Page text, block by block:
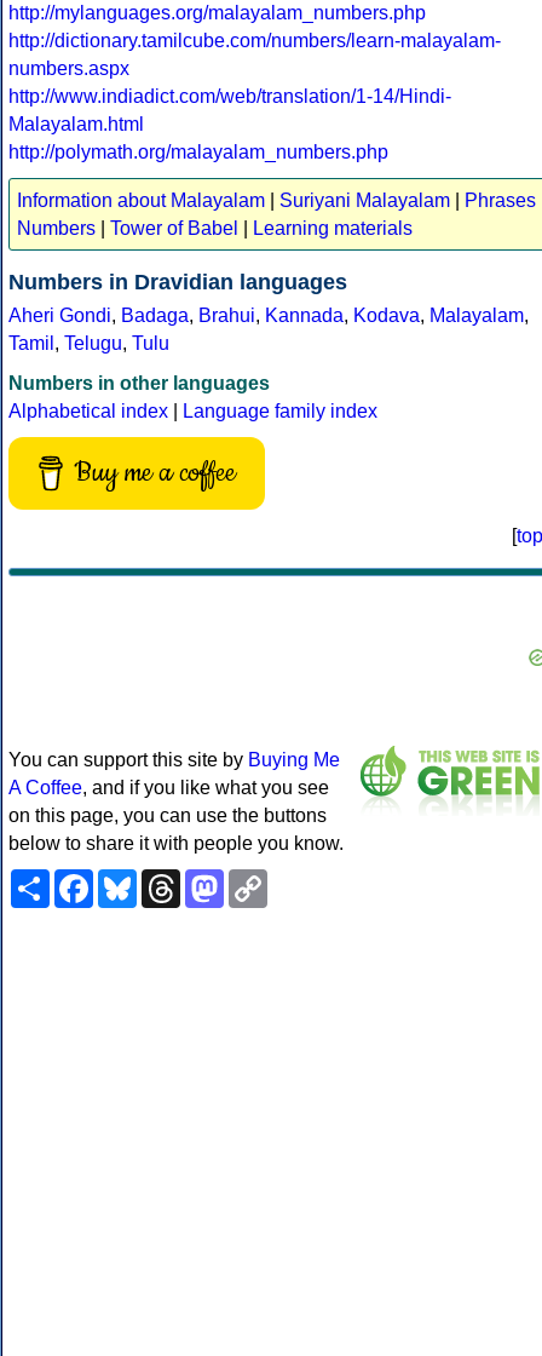
http://mylanguages.org/malayalam_numbers.php
http://dictionary.tamilcube.com/numbers/learn-malayalam-
numbers.aspx
http://www.indiadict.com/web/translation/1-14/Hindi-
Malayalam.html
http://polymath.org/malayalam_numbers.php
Information about Malayalam Suriyani Malayalam Phrases
Numbers
Tower of Babel Learning materials
Numbers in Dravidian languages
Aheri Gondi, Badaga, Brahui, Kannada, Kodava, Malayalam,
Tamil , Telugu, Tulu
Numbers in other languages
Alphabetical index
Language family index
Buy me a coffee
[top
You can support this site by Buying Me
A Coffee, and if you like what you see
on this page, you can use the buttons
below to share it with people you know.
ShareFacebookBlueskyThreadsMastodon